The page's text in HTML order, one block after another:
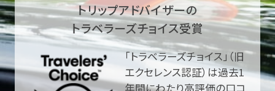
トリップアドバイザーの
トラベラーズチョイス受賞
「トラベラーズチョイス」（旧
エクセレンス認証）は過去1
年間にわたり高評価の口コ